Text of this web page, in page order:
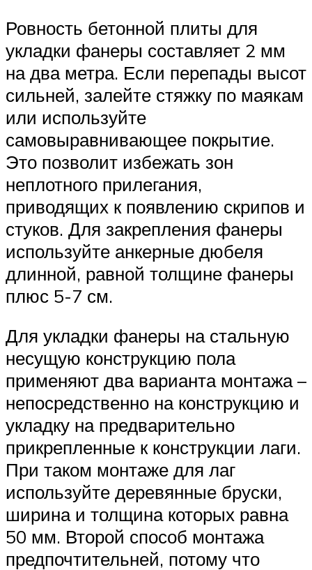
Ровность бетонной плиты для
укладки фанеры составляет 2 мм
на два метра. Если перепады высот
сильней, залейте стяжку по маякам
или используйте
самовыравнивающее покрытие.
Это позволит избежать зон
неплотного прилегания,
приводящих к появлению скрипов и
стуков. Для закрепления фанеры
используйте анкерные дюбеля
длинной, равной толщине фанеры
плюс 5-7 см.
Для укладки фанеры на стальную
несущую конструкцию пола
применяют два варианта монтажа –
непосредственно на конструкцию и
укладку на предварительно
прикрепленные к конструкции лаги.
При таком монтаже для лаг
используйте деревянные бруски,
ширина и толщина которых равна
50 мм. Второй способ монтажа
предпочтительней, потому что